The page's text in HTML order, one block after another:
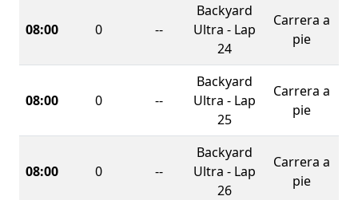
08:00 0 --
Backyard
Ultra - Lap
24
Carrera a
pie
08:00 0 --
Backyard
Ultra - Lap
25
Carrera a
pie
08:00 0 --
Backyard
Ultra - Lap
26
Carrera a
pie